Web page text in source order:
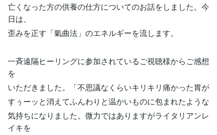
亡くなった方の供養の仕方についてのお話をしました。今
日は、
歪みを正す「氣曲法」のエネルギーを流します。
一斉遠隔ヒーリングに参加されているご視聴様からご感想
を
いただきました。「不思議なくらいキリキリ痛かった胃が
すぅーッと消えてふんわりと温かいものに包まれたような
気持ちになりました。微力ではありますがライタリアンレ
イキを